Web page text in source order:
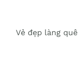
Vẻ đẹp làng quê